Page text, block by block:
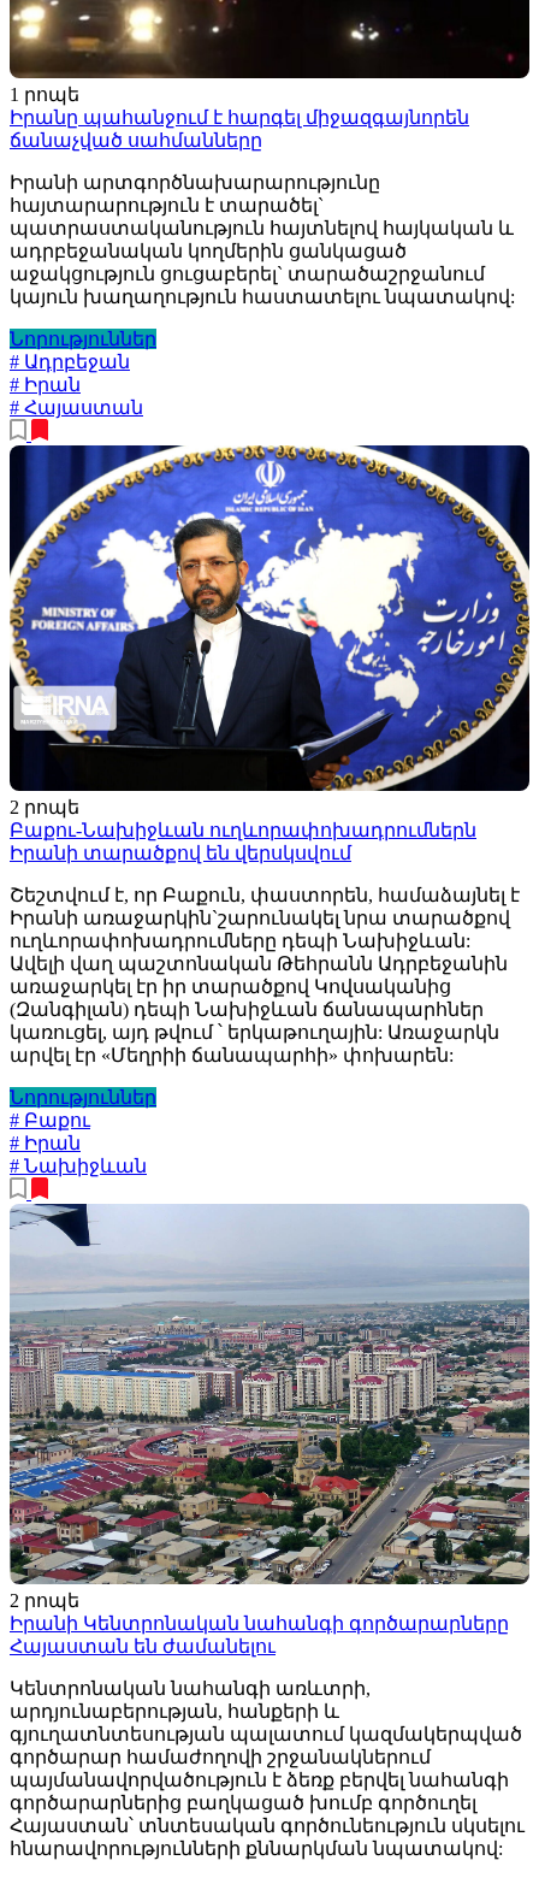
1 րոպե
Իրանը պահանջում է հարգել միջազգայնորեն
ճանաչված սահմանները
Իրանի արտգործնախարարությունը
հայտարարություն է տարածել`
պատրաստականություն հայտնելով հայկական և
ադրբեջանական կողմերին ցանկացած
աջակցություն ցուցաբերել` տարածաշրջանում
կայուն խաղաղություն հաստատելու նպատակով:
Նորություններ
# Ադրբեջան
# Իրան
# Հայաստան
2 րոպե
Բաքու-Նախիջևան ուղևորափոխադրումներն
Իրանի տարածքով են վերսկսվում
Շեշտվում է, որ Բաքուն, փաստորեն, համաձայնել է
Իրանի առաջարկին`շարունակել նրա տարածքով
ուղևորափոխադրումները դեպի Նախիջևան:
Ավելի վաղ պաշտոնական Թեհրանն Ադրբեջանին
առաջարկել էր իր տարածքով Կովսականից
(Զանգիլան) դեպի Նախիջևան ճանապարհներ
կառուցել, այդ թվում ՝ երկաթուղային: Առաջարկն
արվել էր «Մեղրիի ճանապարհի» փոխարեն:
Նորություններ
# Բաքու
# Իրան
# Նախիջևան
2 րոպե
Իրանի Կենտրոնական նահանգի գործարարները
Հայաստան են ժամանելու
Կենտրոնական նահանգի առևտրի,
արդյունաբերության, հանքերի և
գյուղատնտեսության պալատում կազմակերպված
գործարար համաժողովի շրջանակներում
պայմանավորվածություն է ձեռք բերվել նահանգի
գործարարներից բաղկացած խումբ գործուղել
Հայաստան՝ տնտեսական գործունեություն սկսելու
հնարավորությունների քննարկման նպատակով: